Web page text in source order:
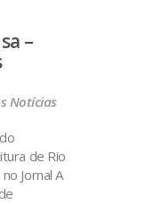
–
Notícias
de Rio
Jornal A